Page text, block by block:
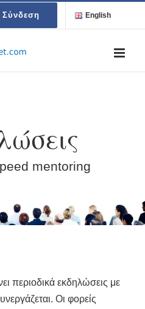
Σύνδεση English
mentoring
εκδηλώσεις με
Οι φορείς